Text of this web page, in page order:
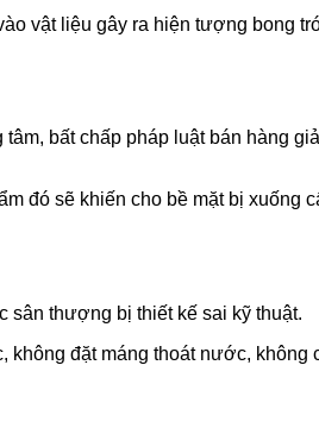
vật liệu gây ra hiện tượng bong
bất chấp pháp luật bán hàng
đó sẽ khiến cho bề mặt bị xuống
sân thượng bị thiết kế sai kỹ thuật.
không đặt máng thoát nước,